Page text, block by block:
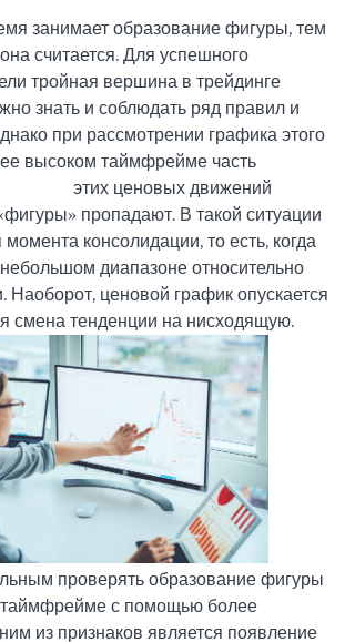
занимает образование фигуры, тем
считается. Для успешного
тройная вершина в трейдинге
знать и соблюдать ряд правил и
при рассмотрении графика этого
высоком таймфрейме часть
этих ценовых движений
пропадают. В такой ситуации
консолидации, то есть, когда
диапазоне относительно
Наоборот, ценовой график опускается
смена тенденции на нисходящую.
проверять образование фигуры
таймфрейме с помощью более
из признаков является появление